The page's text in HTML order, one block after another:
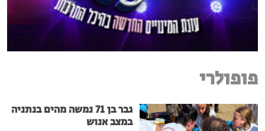
פופולרי
גבר בן 71 נמשה מהים בנתניה
במצב אנוש